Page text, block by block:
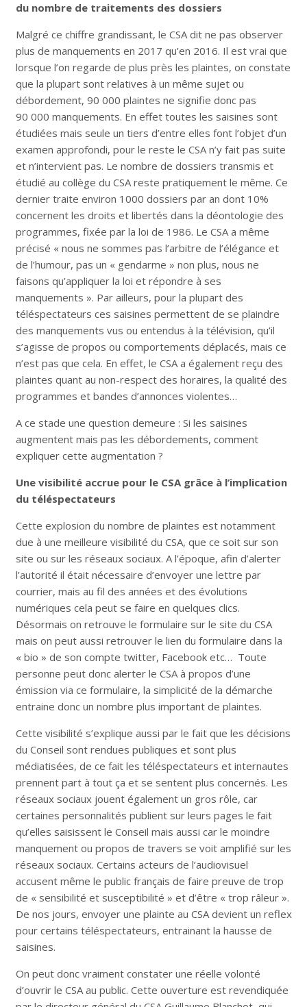
du nombre de traitements des dossiers
Malgré ce chiffre grandissant, le CSA dit ne pas observer
plus de manquements en 2017 qu’en 2016. Il est vrai que
lorsque l’on regarde de plus près les plaintes, on constate
que la plupart sont relatives à un même sujet ou
débordement, 90 000 plaintes ne signifie donc pas
90 000 manquements. En effet toutes les saisines sont
étudiées mais seule un tiers d’entre elles font l’objet d’un
examen approfondi, pour le reste le CSA n’y fait pas suite
et n’intervient pas. Le nombre de dossiers transmis et
étudié au collège du CSA reste pratiquement le même. Ce
dernier traite environ 1000 dossiers par an dont 10%
concernent les droits et libertés dans la déontologie des
programmes, fixée par la loi de 1986. Le CSA a même
précisé « nous ne sommes pas l’arbitre de l’élégance et
de l’humour, pas un « gendarme » non plus, nous ne
faisons qu’appliquer la loi et répondre à ses
manquements ». Par ailleurs, pour la plupart des
téléspectateurs ces saisines permettent de se plaindre
des manquements vus ou entendus à la télévision, qu’il
s’agisse de propos ou comportements déplacés, mais ce
n’est pas que cela. En effet, le CSA a également reçu des
plaintes quant au non-respect des horaires, la qualité des
programmes et bandes d’annonces violentes…
A ce stade une question demeure : Si les saisines
augmentent mais pas les débordements, comment
expliquer cette augmentation ?
Une visibilité accrue pour le CSA grâce à l’implication
du téléspectateurs
Cette explosion du nombre de plaintes est notamment
due à une meilleure visibilité du CSA, que ce soit sur son
site ou sur les réseaux sociaux. A l’époque, afin d’alerter
l’autorité il était nécessaire d’envoyer une lettre par
courrier, mais au fil des années et des évolutions
numériques cela peut se faire en quelques clics.
Désormais on retrouve le formulaire sur le site du CSA
mais on peut aussi retrouver le lien du formulaire dans la
« bio » de son compte twitter, Facebook etc… Toute
personne peut donc alerter le CSA à propos d’une
émission via ce formulaire, la simplicité de la démarche
entraine donc un nombre plus important de plaintes.
Cette visibilité s’explique aussi par le fait que les décisions
du Conseil sont rendues publiques et sont plus
médiatisées, de ce fait les téléspectateurs et internautes
prennent part à tout ça et se sentent plus concernés. Les
réseaux sociaux jouent également un gros rôle, car
certaines personnalités publient sur leurs pages le fait
qu’elles saisissent le Conseil mais aussi car le moindre
manquement ou propos de travers se voit amplifié sur les
réseaux sociaux. Certains acteurs de l’audiovisuel
accusent même le public français de faire preuve de trop
de « sensibilité et susceptibilité » et d’être « trop râleur ».
De nos jours, envoyer une plainte au CSA devient un reflex
pour certains téléspectateurs, entrainant la hausse de
saisines.
On peut donc vraiment constater une réelle volonté
d’ouvrir le CSA au public. Cette ouverture est revendiquée